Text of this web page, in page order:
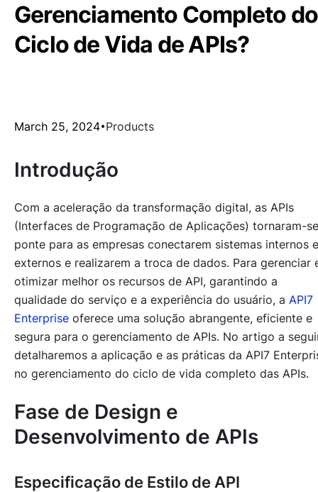
Gerenciamento Completo do
Ciclo de Vida de APIs?
March 25, 2024 Products
Introdução
Com a aceleração da transformação digital, as APIs
(Interfaces de Programação de Aplicações) tornaram-
ponte para as empresas conectarem sistemas internos e
externos e realizarem a troca de dados. Para gerenciar
otimizar melhor os recursos de API, garantindo a
qualidade do serviço e a experiência do usuário, a API7
Enterprise oferece uma solução abrangente, eficiente e
segura para o gerenciamento de APIs. No artigo a
detalharemos a aplicação e as práticas da API7
no gerenciamento do ciclo de vida completo das APIs.
Fase de Design e
Desenvolvimento de APIs
Especificação de Estilo de API